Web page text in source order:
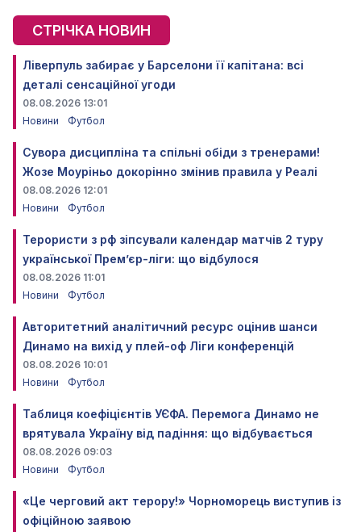
СТРІЧКА НОВИН
Ліверпуль забирає у Барселони її капітана: всі
деталі сенсаційної угоди
08.08.2026 13:01
Новини
Футбол
Сувора дисципліна та спільні обіди з тренерами!
Жозе Моуріньо докорінно змінив правила у Реалі
08.08.2026 12:01
Новини
Футбол
Терористи з рф зіпсували календар матчів 2 туру
української Прем’єр-ліги: що відбулося
08.08.2026 11:01
Новини
Футбол
Авторитетний аналітичний ресурс оцінив шанси
Динамо на вихід у плей-оф Ліги конференцій
08.08.2026 10:01
Новини
Футбол
Таблиця коефіцієнтів УЄФА. Перемога Динамо не
врятувала Україну від падіння: що відбувається
08.08.2026 09:03
Новини
Футбол
«Це черговий акт терору!» Чорноморець виступив із
офіційною заявою